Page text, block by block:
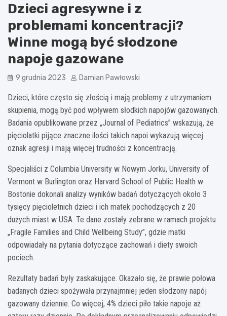
Dzieci agresywne i z
problemami koncentracji?
Winne mogą być słodzone
napoje gazowane
9 grudnia 2023 Damian Pawłowski
Dzieci, które często się złością i mają problemy z utrzymaniem
skupienia, mogą być pod wpływem słodkich napojów gazowanych.
Badania opublikowane przez „Journal of Pediatrics” wskazują, że
pięciolatki pijące znaczne ilości takich napoi wykazują więcej
oznak agresji i mają więcej trudności z koncentracją.
Specjaliści z Columbia University w Nowym Jorku, University of
Vermont w Burlington oraz Harvard School of Public Health w
Bostonie dokonali analizy wyników badań dotyczących około 3
tysięcy pięcioletnich dzieci i ich matek pochodzących z 20
dużych miast w USA. Te dane zostały zebrane w ramach projektu
„Fragile Families and Child Wellbeing Study”, gdzie matki
odpowiadały na pytania dotyczące zachowań i diety swoich
pociech.
Rezultaty badań były zaskakujące. Okazało się, że prawie połowa
badanych dzieci spożywała przynajmniej jeden słodzony napój
gazowany dziennie. Co więcej, 4% dzieci piło takie napoje aż